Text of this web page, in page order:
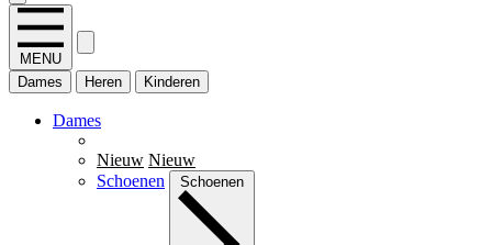
MENU
Dames
Heren Kinderen
Dames
Nieuw Nieuw
Schoenen
Schoenen